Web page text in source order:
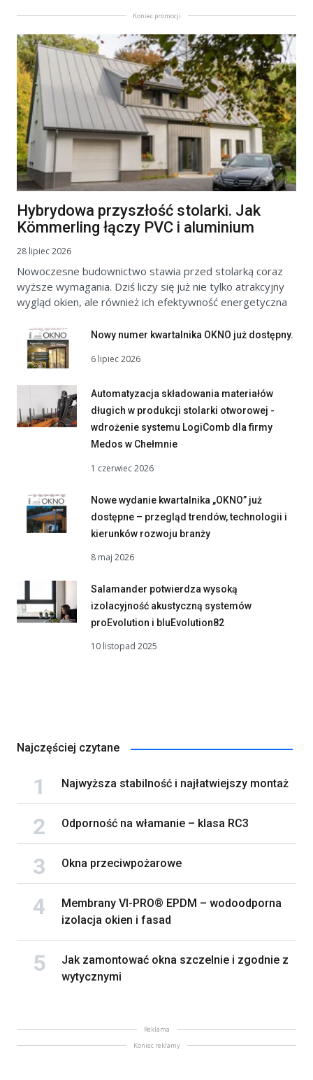
Koniec promocji
Hybrydowa przyszłość stolarki. Jak
Kömmerling łączy PVC i aluminium
28 lipiec 2026
Nowoczesne budownictwo stawia przed stolarką coraz
wyższe wymagania. Dziś liczy się już nie tylko atrakcyjny
wygląd okien, ale również ich efektywność energetyczna
Nowy numer kwartalnika OKNO już dostępny.
6 lipiec 2026
Automatyzacja składowania materiałów
długich w produkcji stolarki otworowej -
wdrożenie systemu LogiComb dla firmy
Medos w Chełmnie
1 czerwiec 2026
Nowe wydanie kwartalnika „OKNO” już
dostępne – przegląd trendów, technologii i
kierunków rozwoju branży
8 maj 2026
Salamander potwierdza wysoką
izolacyjność akustyczną systemów
proEvolution i bluEvolution82
10 listopad 2025
Najczęściej czytane
Najwyższa stabilność i najłatwiejszy montaż
Odporność na włamanie – klasa RC3
Okna przeciwpożarowe
Membrany VI-PRO® EPDM – wodoodporna
izolacja okien i fasad
Jak zamontować okna szczelnie i zgodnie z
wytycznymi
Reklama
Koniec reklamy